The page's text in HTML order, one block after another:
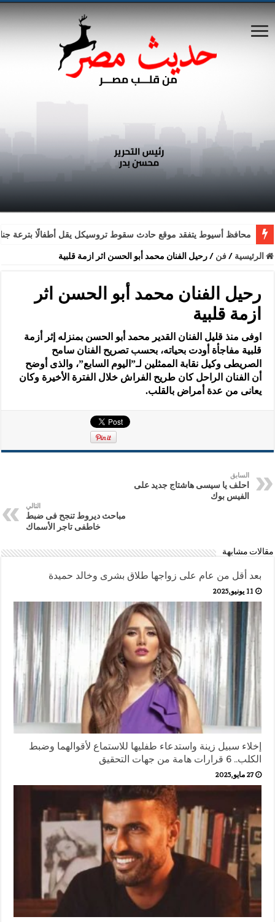
محافظ أسيوط يتفقد موقع حادث سقوط تروسيكل يقل أطفالًا بترعة
الرئيسية /فن /رحيل الفنان محمد أبو الحسن اثر ازمة قلبية
رحيل الفنان محمد أبو الحسن اثر
ازمة قلبية
اوفى منذ قليل الفنان القدير محمد أبو الحسن بمنزله إثر أزمة
قلبية مفاجأة أودت بحياته، بحسب تصريح الفنان سامح
الصريطى وكيل نقابة الممثلين لـ”اليوم السابع”، والذى أوضح
أن الفنان الراحل كان طريح الفراش خلال الفترة الأخيرة وكان
يعانى من عدة أمراض بالقلب.
السابق
احلف يا سيسى هاشتاج جديد على
الفيس بوك
التالي
مباحث ديروط تنجح فى ضبط
خاطفى تاجر الأسماك
مقالات مشابهة
بعد أقل من عام على زواجها طلاق بشرى وخالد حميدة
11 يونيو,2025
إخلاء سبيل زينة واستدعاء طفليها للاستماع لأقوالهما وضبط
الكلب.. 6 قرارات هامة من جهات التحقيق
27 مايو,2025